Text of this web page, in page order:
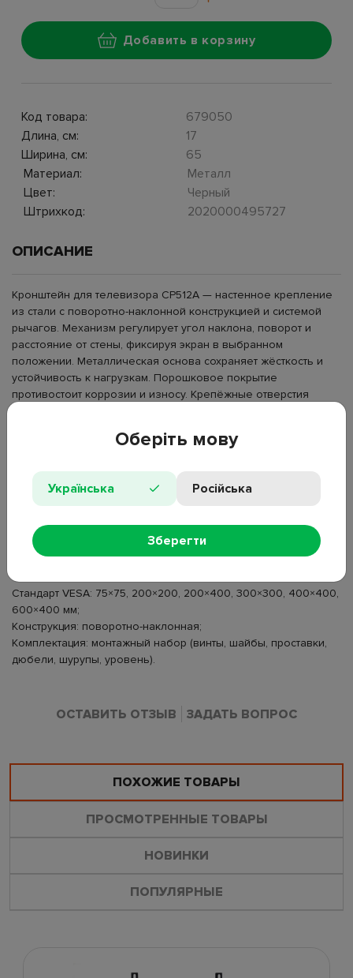
Добавить в корзину
Код товара:
679050
Длина, см:
17
Ширина, см:
65
Материал:
Металл
Цвет:
Черный
Штрихкод:
2020000495727
ОПИСАНИЕ
Кронштейн для телевизора CP512A — настенное крепление
из стали с поворотно-наклонной конструкцией и системой
рычагов. Механизм регулирует угол наклона, поворот и
расстояние от стены, фиксируя экран в выбранном
положении. Металлическая основа сохраняет жёсткость и
устойчивость к нагрузкам. Порошковое покрытие
противостоит коррозии и износу. Крепёжные отверстия
Материал: сталь;
Покрытие: порошковое;
Диагональ ТВ: 42–85";
Максимальная нагрузка: до 45 кг;
Регулировка наклона: ±15°;
Поворот: до 90°;
Вынос от стены: 80–400 мм;
Стандарт VESA: 75×75, 200×200, 200×400, 300×300, 400×400,
600×400 мм;
Конструкция: поворотно-наклонная;
Комплектация: монтажный набор (винты, шайбы, проставки,
дюбели, шурупы, уровень).
ОСТАВИТЬ ОТЗЫВ ЗАДАТЬ ВОПРОС
ПОХОЖИЕ ТОВАРЫ
ПРОСМОТРЕННЫЕ ТОВАРЫ
НОВИНКИ
ПОПУЛЯРНЫЕ
Оберіть мову
Українська Російська
Зберегти